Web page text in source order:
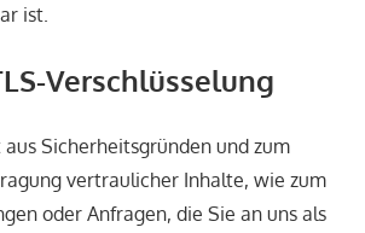
ist.
Verschlüsselung
Sicherheitsgründen und zum
vertraulicher Inhalte, wie zum
oder Anfragen, die Sie an uns als